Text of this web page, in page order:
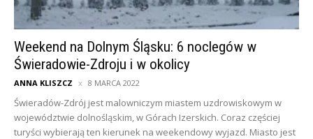
Weekend na Dolnym Śląsku: 6 noclegów w
Świeradowie-Zdroju i w okolicy
ANNA KLISZCZ 8 MARCA 2022
Świeradów-Zdrój jest malowniczym miastem uzdrowiskowym w
województwie dolnośląskim, w Górach Izerskich. Coraz częściej
turyści wybierają ten kierunek na weekendowy wyjazd. Miasto jest